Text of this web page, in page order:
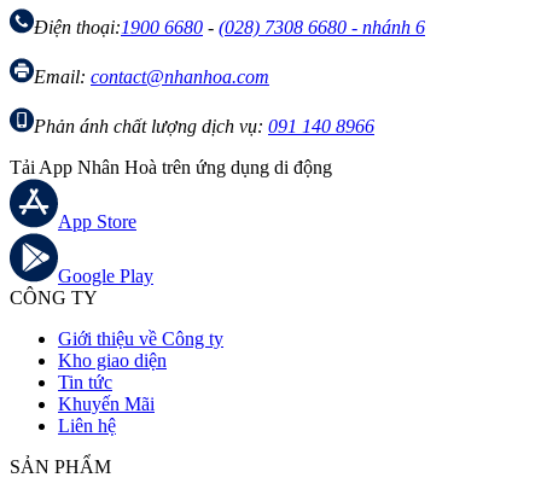
Điện thoại:1900 6680 - (028) 7308 6680 - nhánh 6
Email: contact@nhanhoa.com
Phản ánh chất lượng dịch vụ: 091 140 8966
Tải App Nhân Hoà trên ứng dụng di động
App Store
Google Play
CÔNG TY
Giới thiệu về Công ty
Kho giao diện
Tin tức
Khuyến Mãi
Liên hệ
SẢN PHẨM